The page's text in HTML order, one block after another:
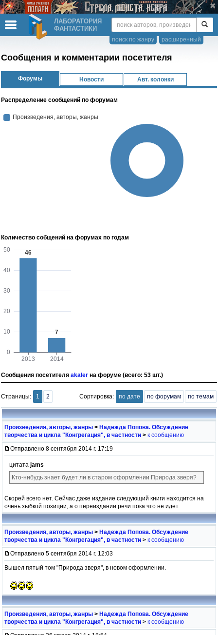
ЛАБОРАТОРИЯ
ФАНТАСТИКИ
расширенный
поиск по жанру
Сообщения и комментарии посетителя
Форумы Новости Авт. колонки
Распределение сообщений по форумам
Количество собщений на форумах по годам
Сообщения посетителя akaler на форуме (всего: 53 шт.)
Страницы: 1 2 Сортировка: по дате по форумам по темам
Произведения, авторы, жанры > Надежда Попова. Обсуждение
творчества и цикла "Конгрегация", в частности > к сообщению
Отправлено 8 сентября 2014 г. 17:19
цитата jams
Кто-нибудь знает будет ли в старом оформлении Природа зверя?
Скорей всего нет. Сейчас даже издание следующий книги находится на
очень зыбкой позиции, а о переиздании речи пока что не идет.
Произведения, авторы, жанры > Надежда Попова. Обсуждение
творчества и цикла "Конгрегация", в частности > к сообщению
Отправлено 5 сентября 2014 г. 12:03
Вышел пятый том "Природа зверя", в новом оформлении.
Произведения, авторы, жанры > Надежда Попова. Обсуждение
творчества и цикла "Конгрегация", в частности > к сообщению